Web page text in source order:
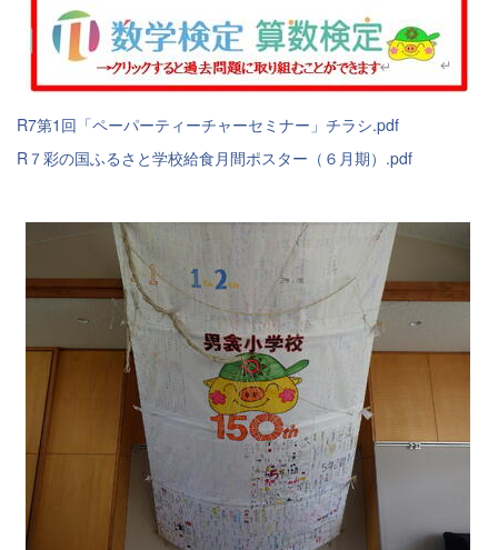
R7第1回「ペーパーティーチャーセミナー」チラシ.pdf
R７彩の国ふるさと学校給食月間ポスター（６月期）.pdf